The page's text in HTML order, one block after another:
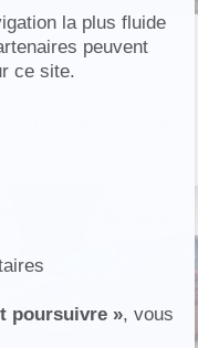
la plus fluide
peuvent
ce site.
poursuivre », vous
recherche